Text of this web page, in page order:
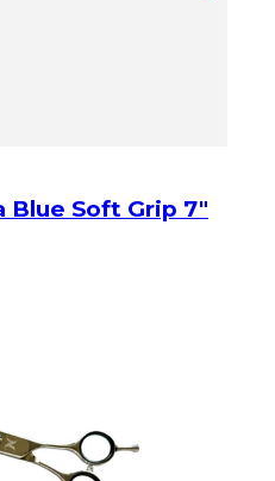
Blue Soft Grip 7"